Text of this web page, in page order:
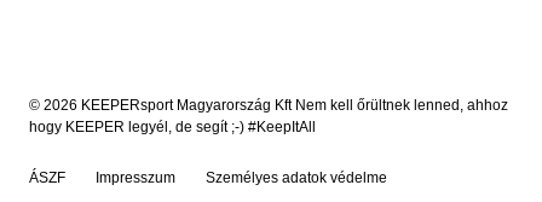
© 2026 KEEPERsport Magyarország Kft Nem kell őrültnek lenned, ahhoz
hogy KEEPER legyél, de segít ;-) #KeepItAll
ÁSZF Impresszum Személyes adatok védelme